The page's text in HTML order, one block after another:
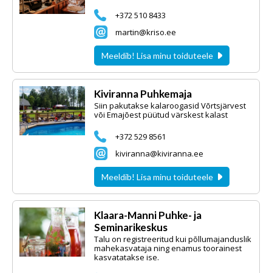
+372 510 8433
martin@kriso.ee
Meeldib! Lisa minu toiduteele
Kiviranna Puhkemaja
Siin pakutakse kalaroogasid Võrtsjärvest
või Emajõest püütud värskest kalast
+372 529 8561
kiviranna@kiviranna.ee
Meeldib! Lisa minu toiduteele
Klaara-Manni Puhke- ja
Seminarikeskus
Talu on registreeritud kui põllumajanduslik
mahekasvataja ning enamus toorainest
kasvatatakse ise.